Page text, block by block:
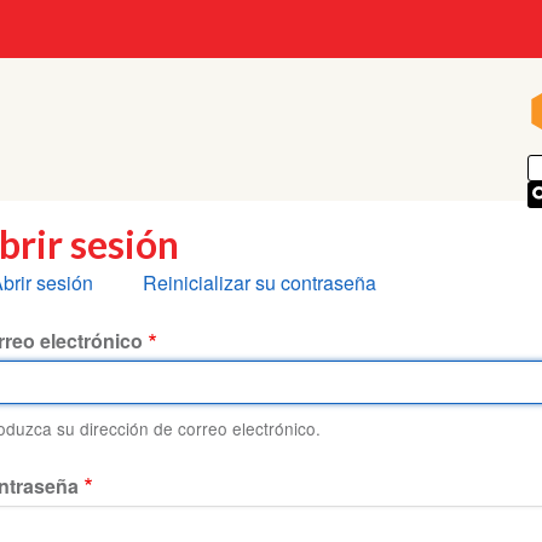
sesión
sesión Reinicializar su contraseña
electrónico
su dirección de correo electrónico.